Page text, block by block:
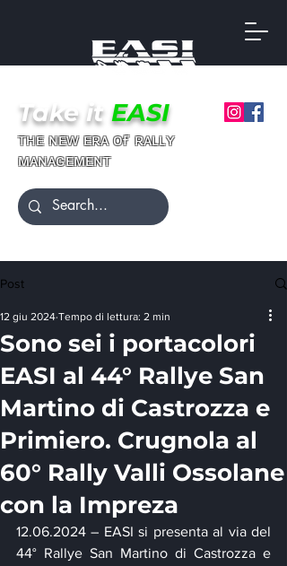
Take it EASI
ᴛʜᴇ ɴᴇᴡ ᴇʀᴀ ᴏғ ʀᴀʟʟʏ
ᴍᴀɴᴀɢᴇᴍᴇɴᴛ
Post
Sono sei i portacolori
EASI al 44° Rallye San
Martino di Castrozza e
Primiero. Crugnola al
60° Rally Valli Ossolane
con la Impreza
12 giu 2024 Tempo di lettura: 2 min
12.06.2024 – EASI si presenta al via del
44° Rallye San Martino di Castrozza e